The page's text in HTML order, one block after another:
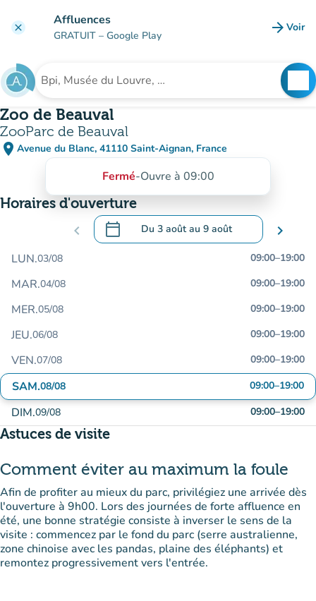
clear Affluences
GRATUIT – Google Play arrow_forward Voir
Rechercher un établissement
Zoo de Beauval
ZooParc de Beauval
place Avenue du Blanc, 41110 Saint-Aignan, France
(ouvrir dans Google Maps)
(nouvel onglet)
Fermé-Ouvre à 09:00
Horaires d'ouverture
chevron_left calendar_today Du 3 aoûtau 9 août
.Ouvrir le calendrier pour changer de
chevron_right
LUN.03/08 09:00–19:00
MAR.04/08 09:00–19:00
MER.05/08 09:00–19:00
JEU.06/08 09:00–19:00
VEN.07/08 09:00–19:00
SAM.08/08 09:00–19:00
DIM.09/08 09:00–19:00
Astuces de visite
Comment éviter au maximum la foule
Afin de profiter au mieux du parc, privilégiez une arrivée dès
l'ouverture à 9h00. Lors des journées de forte affluence en
été, une bonne stratégie consiste à inverser le sens de la
visite : commencez par le fond du parc (serre australienne,
zone chinoise avec les pandas, plaine des éléphants) et
remontez progressivement vers l'entrée.